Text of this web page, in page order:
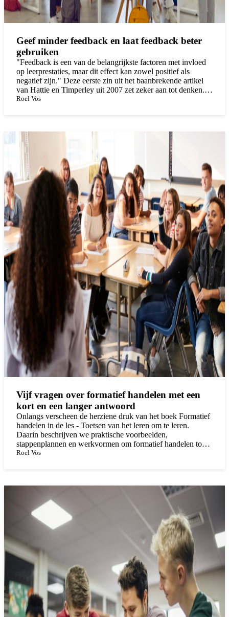
Geef minder feedback en laat feedback beter
gebruiken
"Feedback is een van de belangrijkste factoren met invloed
op leerprestaties, maar dit effect kan zowel positief als
negatief zijn." Deze eerste zin uit het baanbrekende artikel
van Hattie en Timperley uit 2007 zet zeker aan tot denken.
We zijn nu zeventien jaar verder en in die tijd is de kijk op
focus van feedback géven naar feedback gebruiken als
werkwoord bij feedback.
Roel Vos
Vijf vragen over formatief handelen met een
kort en een langer antwoord
Onlangs verscheen de herziene druk van het boek Formatief
handelen in de les - Toetsen van het leren om te leren.
Daarin beschrijven we praktische voorbeelden,
stappenplannen en werkvormen om formatief handelen toe
te passen. In de nieuwe druk hebben wij de antwoorden op
Roel Vos